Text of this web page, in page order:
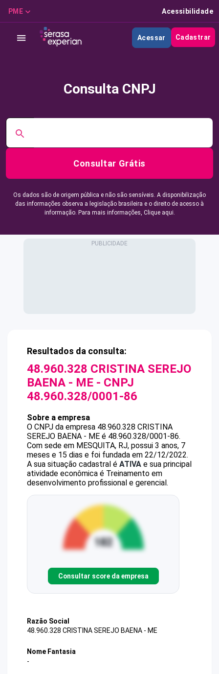
PME Acessibilidade
Acessar Cadastrar
Consulta CNPJ
Consultar Grátis
Os dados são de origem pública e não são sensíveis. A disponibilização
das informações observa a legislação brasileira e o direito de acesso à
informação. Para mais informações, Clique aqui.
Resultados da consulta:
48.960.328 CRISTINA SEREJO
BAENA - ME - CNPJ
48.960.328/0001-86
Sobre a empresa
O CNPJ da empresa 48.960.328 CRISTINA
SEREJO BAENA - ME é 48.960.328/0001-86.
Com sede em MESQUITA, RJ, possui 3 anos, 7
meses e 15 dias e foi fundada em 22/12/2022.
A sua situação cadastral é ATIVA e sua principal
atividade econômica é Treinamento em
desenvolvimento profissional e gerencial.
Consultar score da empresa
Razão Social
48.960.328 CRISTINA SEREJO BAENA - ME
Nome Fantasia
-